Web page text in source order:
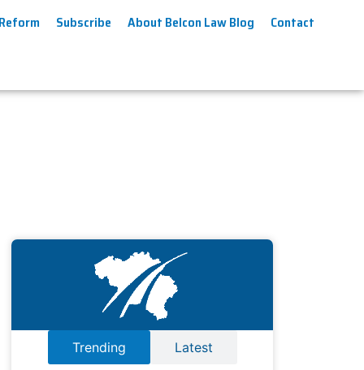
Subscribe About Belcon Law Blog Contact
Trending Latest